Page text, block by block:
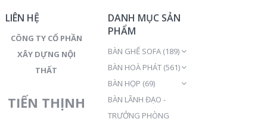
LIÊN HỆ
CÔNG TY CỔ PHẦN
XÂY DỰNG NỘI
THẤT
TIẾN THỊNH
DANH MỤC SẢN
PHẨM
BÀN GHẾ SOFA (189)
BÀN HOÀ PHÁT (561)
BÀN HỌP (69)
BÀN LÃNH ĐẠO -
TRƯỞNG PHÒNG